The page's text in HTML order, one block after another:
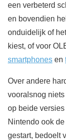
een verbeterd
en bovendien
onduidelijk of
kiest, of voor
smartphones en
Over andere
vooralsnog
op beide
Nintendo ook de
gestart, bedoelt